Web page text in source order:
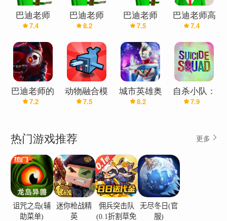
• 无尽模式是一个挑战，您可以在被Baldi抓住之前查看您可以收集
本上成功解决问题时，Baldi 都会变慢。您将其速度降低的时间越
长，您可以收集的笔记本就越多！
选项菜单，根据自己的喜好调整这些功能！
巴迪老师
7.4
巴迪老师
（辅助菜
单）
8.2
巴迪老师
7.5
巴迪老师高
清版
7.4
巴迪老师的
课堂
7.2
动物融合模
拟器（西瓜
7.5
城市英雄奥
特之光（大
8.2
自杀小队：
特别行动
7.9
热门游戏推荐 更多
诅咒之岛(辅
助菜单)
迷你枪战精
英
佣兵突击队
(0.1折割草免
无尽冬日(官
服)